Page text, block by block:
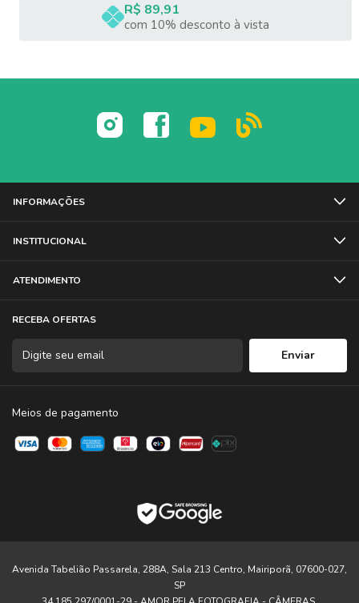
R$ 89,91
com 10% desconto à vista
INFORMAÇÕES
INSTITUCIONAL
ATENDIMENTO
RECEBA OFERTAS
Meios de pagamento
Avenida Tabelião Passarela, 288A, Sala 213 Centro, Mairiporã, 07600-027,
SP